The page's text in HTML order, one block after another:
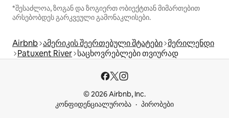
*შესაძლოა, ზოგან და ზოგიერთ ობიექტთან მიმართებით
არსებობდეს გარკვეული გამონაკლისები.
Airbnb ამერიკის შეერთებული შტატები მერილენდი
Patuxent River საცხოვრებლები თვიურად
© 2026 Airbnb, Inc.
კონფიდენციალურობა
პირობები